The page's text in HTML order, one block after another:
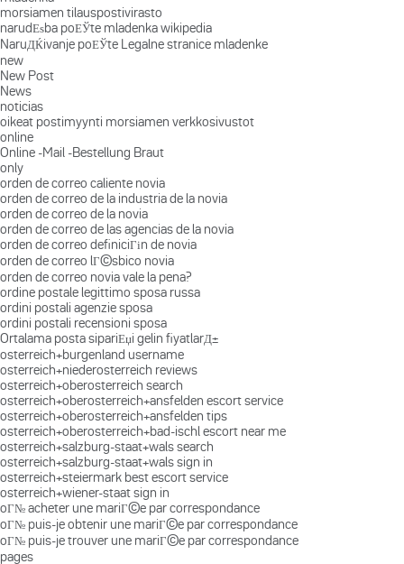
morsiamen tilauspostivirasto
narudЕѕba poЕЎte mladenka wikipedia
NaruДЌivanje poЕЎte Legalne stranice mladenke
new
New Post
News
noticias
oikeat postimyynti morsiamen verkkosivustot
online
Online -Mail -Bestellung Braut
only
orden de correo caliente novia
orden de correo de la industria de la novia
orden de correo de la novia
orden de correo de las agencias de la novia
orden de correo definiciГіn de novia
orden de correo lГ©sbico novia
orden de correo novia vale la pena?
ordine postale legittimo sposa russa
ordini postali agenzie sposa
ordini postali recensioni sposa
Ortalama posta sipariЕџi gelin fiyatlarД±
osterreich+burgenland username
osterreich+niederosterreich reviews
osterreich+oberosterreich search
osterreich+oberosterreich+ansfelden escort service
osterreich+oberosterreich+ansfelden tips
osterreich+oberosterreich+bad-ischl escort near me
osterreich+salzburg-staat+wals search
osterreich+salzburg-staat+wals sign in
osterreich+steiermark best escort service
osterreich+wiener-staat sign in
oГ№ acheter une mariГ©e par correspondance
oГ№ puis-je obtenir une mariГ©e par correspondance
oГ№ puis-je trouver une mariГ©e par correspondance
pages